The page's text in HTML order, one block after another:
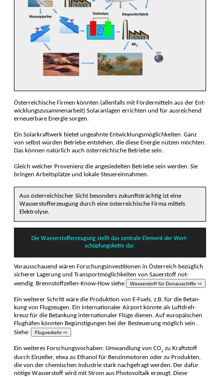
Österreichische Fir­men könnten (allenfalls mit Förder­mitteln aus der Ent­
wicklungs­zusammen­arbeit) Solar­anlagen errich­ten und für aus­reichend
erneuer­bare Ener­gie sorgen.
Ein Solarkraftwerk bietet unge­ahnte Ent­wicklungs­möglich­keiten. Ganz
von selbst würden Betriebe entstehen, die diese Energie nützen möchten.
Das können natür­lich auch öster­reichische Be­triebe sein.
Gleich welcher Provenienz die ange­siedelten Be­triebe sein werden: Sie
bringen Arbeits­plätze und lokale Steuer­einnahmen.
Aus österreichischer Sicht be­sonders zukunfts­trächtig ist eine
Wasser­stoffer­zeugung durch eine österrei­chische Firma mittels
Elektr­olyse.
Die Wasser­stoffer­zeugung stellt das zentrale Ele­ment der Wert­
schöpfungs­kette dar.
Vorausschauend wären Forschungs­investitionen in Österreich be­züglich
sicherer Lagerung und Transport­möglich­keiten von Sauer­stoff not­
wendig. Brenn­stoff­zellen-Know-How siehe
Wasserstoff für Donauschiffe ⇨
Ein weiterer Schritt wäre die Produk­tion von E-Fuels, z.B. für die Betan­
kung von Flug­zeugen. Ein internationaler Airport könnte als Luftdreh­
kreuz für die Betan­kung inter­nationaler Flüge dienen. Auf europäischen
Flughäfen könnten Begünstigungen bei der Besteuerung möglich sein .
Siehe:
Flugverkehr ⇨
Ein weiteres Forschungs­vorhaben: Umwand­lung von CO2 zu Kraft­stoff
durch Einz­eller, etwa zu Ethanol für Benzin­motoren oder zu Produk­ten,
die von der chemi­schen Indus­trie stark nach­gefragt werden. Der dafür
nötige Wasser­stoff wird mit Strom aus Photo­voltaik erzeugt. Diese